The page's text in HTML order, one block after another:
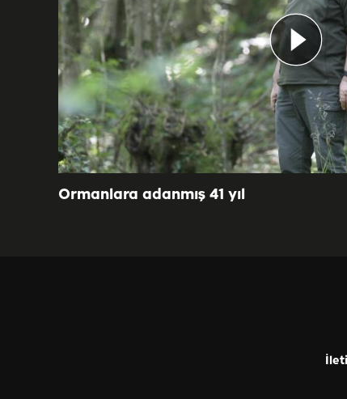
Ormanlara adanmış 41 yıl